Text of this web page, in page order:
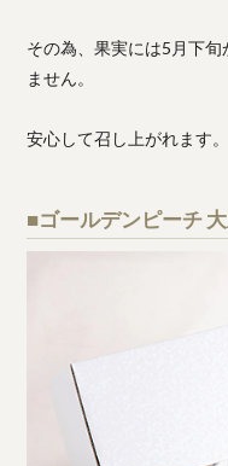
その為、果実には5月下
ません。
安心して召し上がれます。
■ゴールデンピーチ